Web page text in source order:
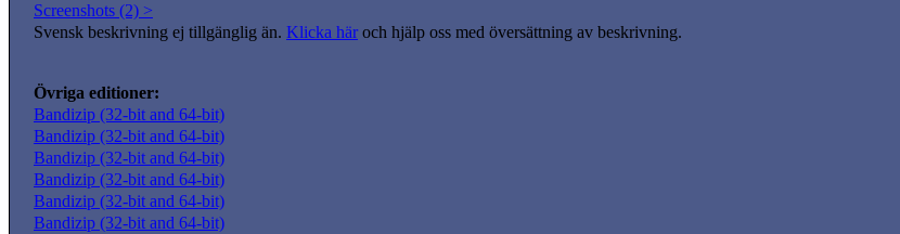
Screenshots (2) >
Svensk beskrivning ej tillgänglig än. Klicka här och hjälp oss med översättning av beskrivning.
Övriga editioner:
Bandizip (32-bit and 64-bit)
Bandizip (32-bit and 64-bit)
Bandizip (32-bit and 64-bit)
Bandizip (32-bit and 64-bit)
Bandizip (32-bit and 64-bit)
Bandizip (32-bit and 64-bit)